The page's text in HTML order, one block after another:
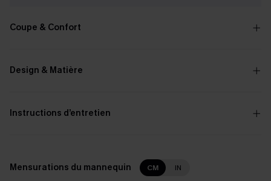
Coupe & Confort
Design & Matière
Instructions d’entretien
Mensurations du mannequin CM IN